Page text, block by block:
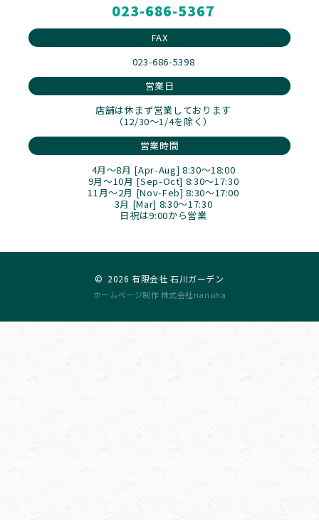
023-686-5367
FAX
023-686-5398
営業日
店舗は休まず営業しております
（12/30～1/4を除く）
営業時間
4月～8月 [Apr-Aug] 8:30～18:00
9月～10月 [Sep-Oct] 8:30～17:30
11月～2月 [Nov-Feb] 8:30～17:00
3月 [Mar] 8:30～17:30
日祝は9:00から営業
© 2026 有限会社 石川ガーデン
ホームページ制作 株式会社nanoha